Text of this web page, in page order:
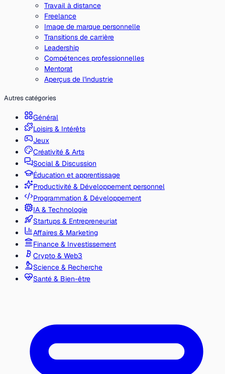
Travail à distance
Freelance
Image de marque personnelle
Transitions de carrière
Leadership
Compétences professionnelles
Mentorat
Aperçus de l'industrie
Autres catégories
Général
Loisirs & Intérêts
Jeux
Créativité & Arts
Social & Discussion
Éducation et apprentissage
Productivité & Développement personnel
Programmation & Développement
IA & Technologie
Startups & Entrepreneuriat
Affaires & Marketing
Finance & Investissement
Crypto & Web3
Science & Recherche
Santé & Bien-être